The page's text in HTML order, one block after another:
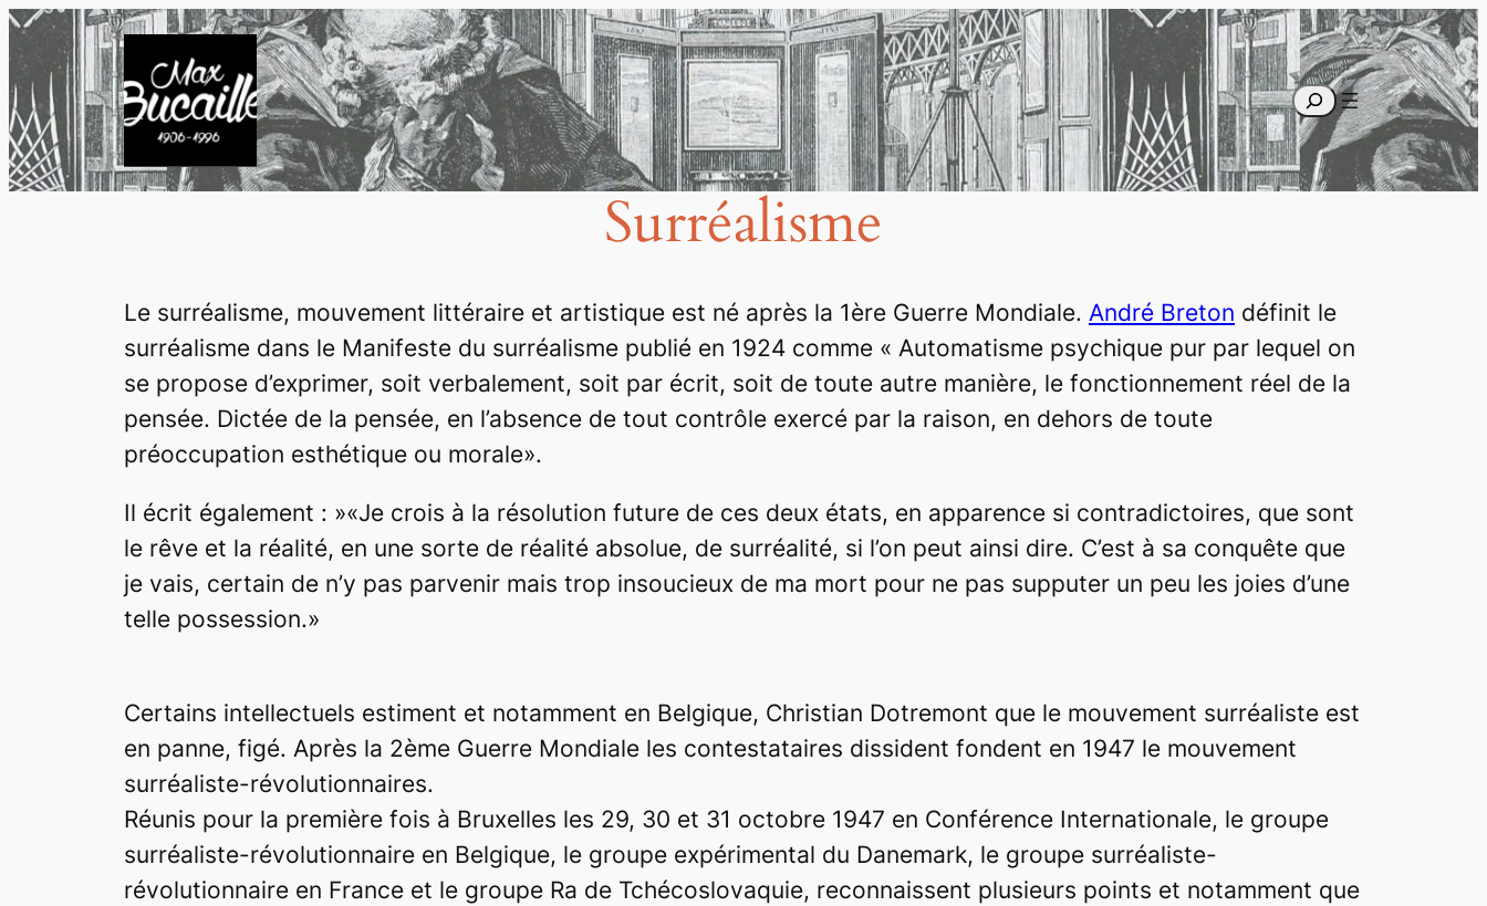
Recherche
Surréalisme
Le surréalisme, mouvement littéraire et artistique est né après la 1ère Guerre Mondiale. André Breton définit le
surréalisme dans le Manifeste du surréalisme publié en 1924 comme « Automatisme psychique pur par lequel on
se propose d’exprimer, soit verbalement, soit par écrit, soit de toute autre manière, le fonctionnement réel de la
pensée. Dictée de la pensée, en l’absence de tout contrôle exercé par la raison, en dehors de toute
préoccupation esthétique ou morale».
Il écrit également : »«Je crois à la résolution future de ces deux états, en apparence si contradictoires, que sont
le rêve et la réalité, en une sorte de réalité absolue, de surréalité, si l’on peut ainsi dire. C’est à sa conquête que
je vais, certain de n’y pas parvenir mais trop insoucieux de ma mort pour ne pas supputer un peu les joies d’une
telle possession.»
Certains intellectuels estiment et notamment en Belgique, Christian Dotremont que le mouvement surréaliste est
en panne, figé. Après la 2ème Guerre Mondiale les contestataires dissident fondent en 1947 le mouvement
surréaliste-révolutionnaires.
Réunis pour la première fois à Bruxelles les 29, 30 et 31 octobre 1947 en Conférence Internationale, le groupe
surréaliste-révolutionnaire en Belgique, le groupe expérimental du Danemark, le groupe surréaliste-
révolutionnaire en France et le groupe Ra de Tchécoslovaquie, reconnaissent plusieurs points et notamment que